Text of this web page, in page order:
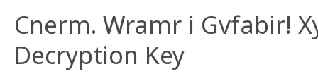
Cnerm. Wramr i Gvfabir!
Decryption Key